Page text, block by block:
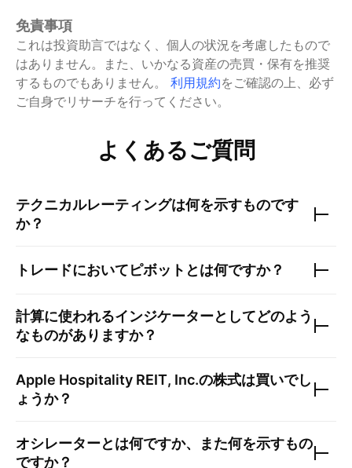
免責事項
これは投資助言ではなく、個人の状況を考慮したもので
はありません。また、いかなる資産の売買・保有を推奨
するものでもありません。
利用規約をご確認の上、必ず
ご自身でリサーチを行ってください。
よくあるご質問
テクニカルレーティングは何を示すものです
か？
トレードにおいてピボットとは何ですか？
計算に使われるインジケーターとしてどのよう
なものがありますか？
Apple Hospitality REIT, Inc.の株式は買いでし
ょうか？
オシレーターとは何ですか、また何を示すもの
ですか？